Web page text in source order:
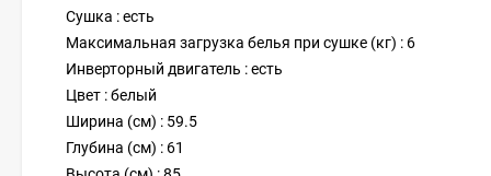
Сушка : есть
Максимальная загрузка белья при сушке (кг) : 6
Инверторный двигатель : есть
Цвет : белый
Ширина (см) : 59.5
Глубина (см) : 61